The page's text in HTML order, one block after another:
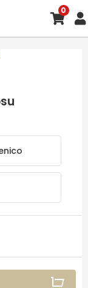
0